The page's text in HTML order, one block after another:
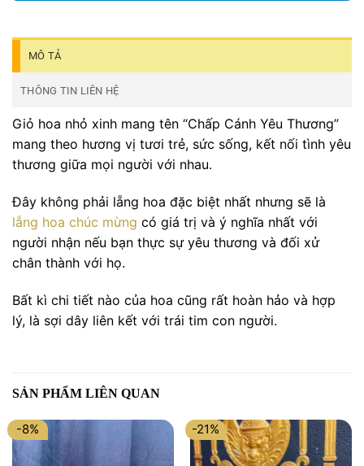
MÔ TẢ
THÔNG TIN LIÊN HỆ
Giỏ hoa nhỏ xinh mang tên “Chấp Cánh Yêu Thương”
mang theo hương vị tươi trẻ, sức sống, kết nối tình yêu
thương giữa mọi người với nhau.
Đây không phải lẵng hoa đặc biệt nhất nhưng sẽ là
lẵng hoa chúc mừng có giá trị và ý nghĩa nhất với
người nhận nếu bạn thực sự yêu thương và đối xử
chân thành với họ.
Bất kì chi tiết nào của hoa cũng rất hoàn hảo và hợp
lý, là sợi dây liên kết với trái tim con người.
SẢN PHẨM LIÊN QUAN
-8% -21%